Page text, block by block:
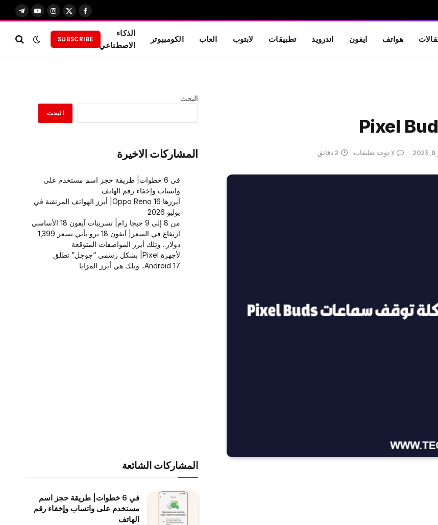
فيسبوك
X
الانستغرام
يوتيوبتيلقرام
هواتف ايفون اندرويد تطبيقات لابتوب العاب الكومبيوتر
الذكاء
الاصطناعي
SUBSCRIBE
لا توجد تعليقات 2 دقائق
البحث
البحث
المشاركات الاخيرة
في 6 خطوات| طريقة حجز اسم مستخدم على
واتساب وإخفاء رقم الهاتف
أبرزها Oppo Reno 16| أبرز الهواتف المرتقبة في
يوليو 2026
من 8 إلى 9 جيجا رام| تسريبات آيفون 18 الأساسي
ارتفاع في السعر| آيفون 18 برو يأتي بسعر 1,399
دولار.. وتِلك أبرز المواصفات المتوقعة
لأجهزة Pixel| بشكل رسمي “جوجل” تطلق
Android 17.. وتلك هي أبرز المزايا
المشاركات الشائعة
في 6 خطوات| طريقة حجز اسم
مستخدم على واتساب وإخفاء رقم
الهاتف